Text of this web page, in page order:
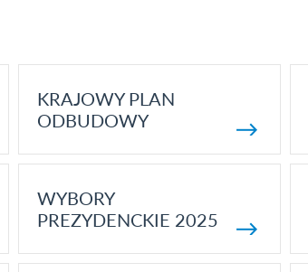
KRAJOWY PLAN
ODBUDOWY
WYBORY
PREZYDENCKIE 2025